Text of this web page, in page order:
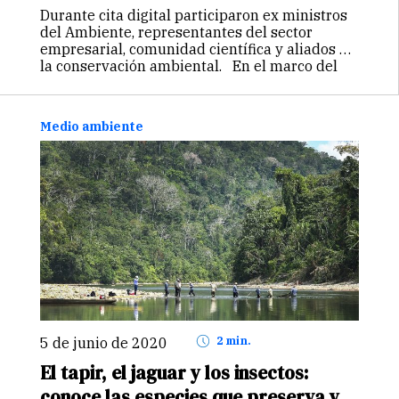
Durante cita digital participaron ex ministros
del Ambiente, representantes del sector
empresarial, comunidad científica y aliados en
la conservación ambiental. En el marco del
Ambiente (MINAM) realizó la conferencia
virtual “Biodiversidad: la hora…
Medio ambiente
5 de junio de 2020 2 min.
El tapir, el jaguar y los insectos: